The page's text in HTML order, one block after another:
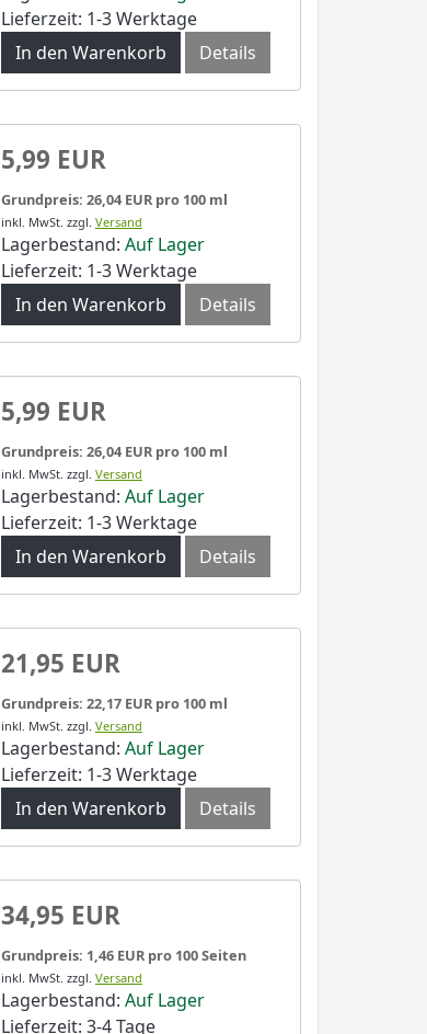
Lieferzeit: 1-3 Werktage
In den Warenkorb
Details
5,99 EUR
Grundpreis: 26,04 EUR pro 100 ml
inkl. MwSt. zzgl. Versand
Lagerbestand: Auf Lager
Lieferzeit: 1-3 Werktage
In den Warenkorb
Details
5,99 EUR
Grundpreis: 26,04 EUR pro 100 ml
inkl. MwSt. zzgl. Versand
Lagerbestand: Auf Lager
Lieferzeit: 1-3 Werktage
In den Warenkorb
Details
21,95 EUR
Grundpreis: 22,17 EUR pro 100 ml
inkl. MwSt. zzgl. Versand
Lagerbestand: Auf Lager
Lieferzeit: 1-3 Werktage
In den Warenkorb
Details
34,95 EUR
Grundpreis: 1,46 EUR pro 100 Seiten
inkl. MwSt. zzgl. Versand
Lagerbestand: Auf Lager
Lieferzeit: 3-4 Tage